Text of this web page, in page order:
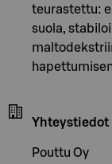
teurastettu:
suola,
Yhteystiedot
Pouttu Oy